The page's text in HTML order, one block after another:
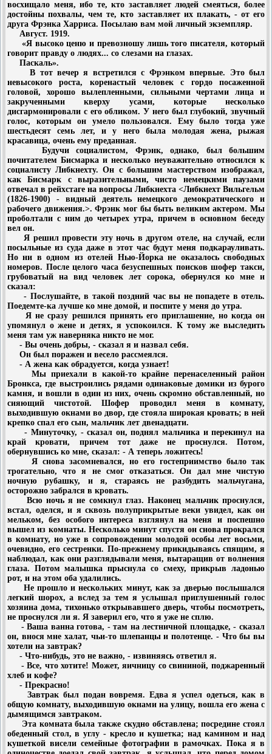
восхищало меня, ибо те, кто заставляет людей смеяться, более
достойны похвалы, чем те, кто заставляет их плакать, - от его
друга Фрэнка Харриса. Посылаю вам мой личный экземпляр.
Август. 1919.
«Я высоко ценю и превозношу лишь того писателя, который
говорит правду о людях... со слезами на глазах.
Паскаль».
В тот вечер я встретился с Фрэнком впервые. Это был
невысокого роста, коренастый человек с гордо посаженной
головой, хорошо вылепленными, сильными чертами лица и
закрученными кверху усами, которые несколько
дисгармонировали с его обликом. У него был глубокий, звучный
голос, которым он умело пользовался. Ему было тогда уже
шестьдесят семь лет, и у него была молодая жена, рыжая
красавица, очень ему преданная.
Будучи социалистом, Фрэнк, однако, был большим
почитателем Бисмарка и несколько неуважительно относился к
социалисту Либкнехту. Он с большим мастерством изображал,
как Бисмарк с выразительными, чисто немецкими паузами
отвечал в рейхстаге на вопросы Либкнехта <Либкнехт Вильгельм
(1826-1900) - видный деятель немецкого демократического и
рабочего движения.>. Фрэнк мог бы быть великим актером. Мы
проболтали с ним до четырех утра, причем в основном беседу
вел он.
Я решил провести эту ночь в другом отеле, на случай, если
посыльные из суда даже в этот час будут меня подкарауливать.
Но ни в одном из отелей Нью-Йорка не оказалось свободных
номеров. После целого часа безуспешных поисков шофер такси,
грубоватый на вид человек лет сорока, обернулся ко мне и
сказал:
- Послушайте, в такой поздний час вы не попадете в отель.
Поедемте-ка лучше ко мне домой, и поспите у меня до утра.
Я не сразу решился принять его приглашение, но когда он
упомянул о жене и детях, я успокоился. К тому же выследить
меня там уж наверняка никто не мог.
- Вы очень добры, - сказал я и назвал себя.
Он был поражен и весело рассмеялся.
- А жена как обрадуется, когда узнает!
Мы приехали в какой-то крайне перенаселенный район
Бронкса, где выстроились рядами одинаковые домики из бурого
камня, и вошли в один из них, очень скромно обставленный, но
сияющий чистотой. Шофер проводил меня в комнату,
выходившую окнами во двор, где стояла широкая кровать; в ней
крепко спал его сын, мальчик лет двенадцати.
- Минуточку, - сказал он, поднял мальчика и перекинул на
край кровати, причем тот даже не проснулся. Потом,
обернувшись ко мне, сказал: - А теперь ложитесь!
Я снова засомневался, но его гостеприимство было так
трогательно, что я не смог отказаться. Он дал мне чистую
ночную рубашку, и я, стараясь не разбудить мальчугана,
осторожно забрался в кровать.
Всю ночь я не сомкнул глаз. Наконец мальчик проснулся,
встал, оделся, и я сквозь полуприкрытые веки увидел, как он
мельком, без особого интереса взглянул на меня и поспешно
вышел из комнаты. Несколько минут спустя он снова прокрался
в комнату, но уже в сопровождении молодой особы лет восьми,
очевидно, его сестренки. По-прежнему прикидываясь спящим, я
наблюдал, как они разглядывали меня, вытаращив от волнения
глаза. Потом малышка прыснула со смеху, прикрыв ладонью
рот, и на этом оба удалились.
Не прошло и нескольких минут, как за дверью послышался
легкий шорох, а вслед за тем я услышал приглушенный голос
хозяина дома, тихонько открывавшего дверь, чтобы посмотреть,
не проснулся ли я. Я заверил его, что я уже не сплю.
- Ваша ванна готова, - там на лестничной площадке, - сказал
он, внося мне халат, чьи-то шлепанцы и полотенце. - Что бы вы
хотели на завтрак?
- Что-нибудь, это не важно, - извиняясь ответил я.
- Все, что хотите! Может, яичницу со свининой, поджаренный
хлеб и кофе?
- Прекрасно!
Завтрак был подан вовремя. Едва я успел одеться, как в
общую комнату, выходившую окнами на улицу, вошла его жена с
дымящимся завтраком.
Эта комната была также скудно обставлена; посредине стоял
обеденный стол, в углу - кресло и кушетка; над камином и над
кушеткой висели семейные фотографии в рамочках. Пока я в